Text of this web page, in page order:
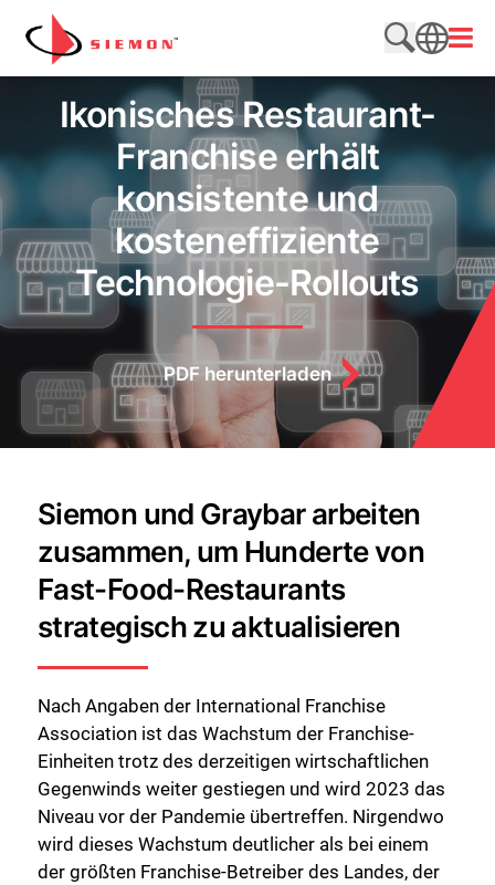
Direkt zum Inhalt wechseln
Website
SEARCH
Ikonisches Restaurant-
Franchise erhält
konsistente und
kosteneffiziente
Technologie-Rollouts
PDF herunterladen
Siemon und Graybar arbeiten
zusammen, um Hunderte von
Fast-Food-Restaurants
strategisch zu aktualisieren
Nach Angaben der International Franchise
Association ist das Wachstum der Franchise-
Einheiten trotz des derzeitigen wirtschaftlichen
Gegenwinds weiter gestiegen und wird 2023 das
Niveau vor der Pandemie übertreffen. Nirgendwo
wird dieses Wachstum deutlicher als bei einem
der größten Franchise-Betreiber des Landes, der